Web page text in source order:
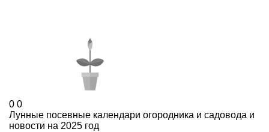
0 0
Лунные посевные календари огородника и садовода и
новости на 2025 год